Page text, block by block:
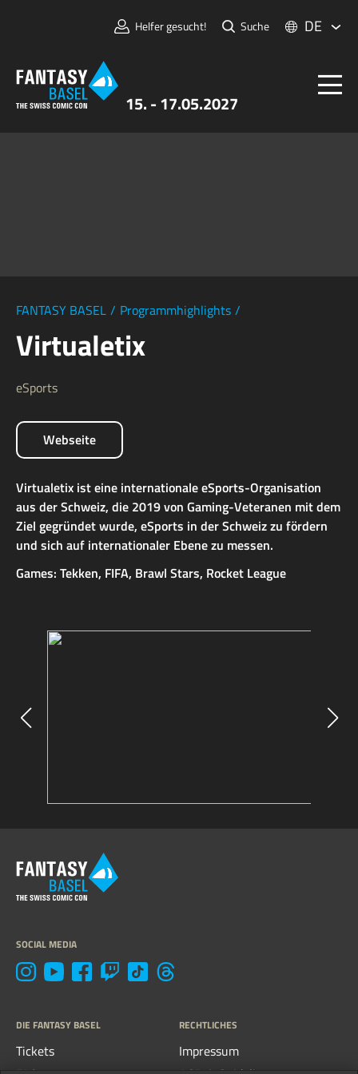
15. - 17.05.2027
Helfer gesucht! Suche DE
FANTASY BASEL / Programmhighlights /
Virtualetix
eSports
Webseite
Virtualetix ist eine internationale eSports-Organisation
aus der Schweiz, die 2019 von Gaming-Veteranen mit dem
Ziel gegründet wurde, eSports in der Schweiz zu fördern
und sich auf internationaler Ebene zu messen.
Games: Tekken, FIFA, Brawl Stars, Rocket League
SOCIAL MEDIA
DIE FANTASY BASEL
Tickets
RECHTLICHES
Impressum